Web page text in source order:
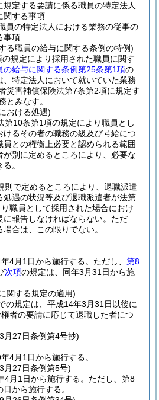
定する要請に係る職員の特定法人
関する事項
員の特定法人における業務の従事の
事項
る職員の給与に関する条例の特例)
規定により採用された職員に関す
の給与に関する条例第25条第1項の
特定法人において就いていた業務
災害補償保険法第7条第2項に規定す
とみなす。
おける処遇)
第10条第1項の規定により職員とし
るその者の職務の級及び号給につ
員との権衡上必要と認められる範囲
が別に定めるところにより、必要な
。
則で定めるところにより、退職派遣
処遇の状況等及び退職派遣者が法第
職員として採用された場合におけ
報告しなければならない。 ただ
合は、この限りでない。
4月1日から施行する。 ただし、 第8
次項の規定は、同年3月31日から施
関する規定の適用)
の規定は、平成14年3月31日以後に
者の要請に応じて退職した者につ
月27日条例第4号抄)
4月1日から施行する。
月27日条例第5号)
月1日から施行する。 ただし、第8
から施行する。